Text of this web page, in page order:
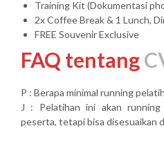
Training Kit (Dokumentasi
2x Coffee Break & 1 Lunch,
FREE Souvenir Exclusive
FAQ tentang
P : Berapa minimal running
J : Pelatihan ini akan
peserta, tetapi bisa disesuaikan